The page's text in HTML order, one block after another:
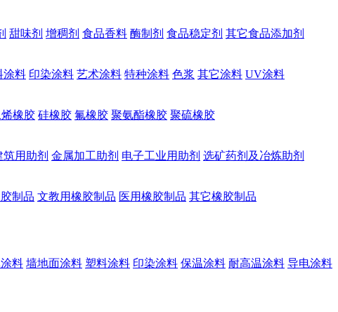
甜味剂 增稠剂 食品香料 酶制剂 食品稳定剂 其它食品添加剂
涂料 印染涂料 艺术涂料 特种涂料 色浆 其它涂料 UV涂料
橡胶 硅橡胶 氟橡胶 聚氨酯橡胶 聚硫橡胶
筑用助剂 金属加工助剂 电子工业用助剂 选矿药剂及冶炼助剂
制品 文教用橡胶制品 医用橡胶制品 其它橡胶制品
料 墙地面涂料 塑料涂料 印染涂料 保温涂料 耐高温涂料 导电涂料